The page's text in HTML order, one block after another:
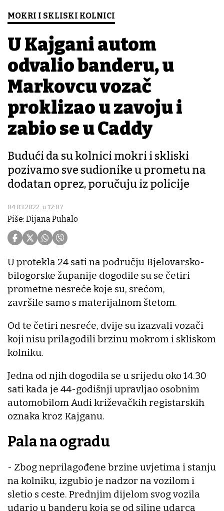
MOKRI I SKLISKI KOLNICI
U Kajgani autom
odvalio banderu, u
Markovcu vozač
proklizao u zavoju i
zabio se u Caddy
Budući da su kolnici mokri i skliski
pozivamo sve sudionike u prometu na
dodatan oprez, poručuju iz policije
04.03.2022. u 12:07
Piše: Dijana Puhalo
U protekla 24 sati na području Bjelovarsko-
bilogorske županije dogodile su se četiri
prometne nesreće koje su, srećom,
završile samo s materijalnom štetom.
Od te četiri nesreće, dvije su izazvali vozači
koji nisu prilagodili brzinu mokrom i skliskom
kolniku.
Jedna od njih dogodila se u srijedu oko 14.30
sati kada je 44-godišnji upravljao osobnim
automobilom Audi križevačkih registarskih
oznaka kroz Kajganu.
Pala na ogradu
- Zbog neprilagođene brzine uvjetima i stanju
na kolniku, izgubio je nadzor na vozilom i
sletio s ceste. Prednjim dijelom svog vozila
udario u banderu koja se od siline udarca